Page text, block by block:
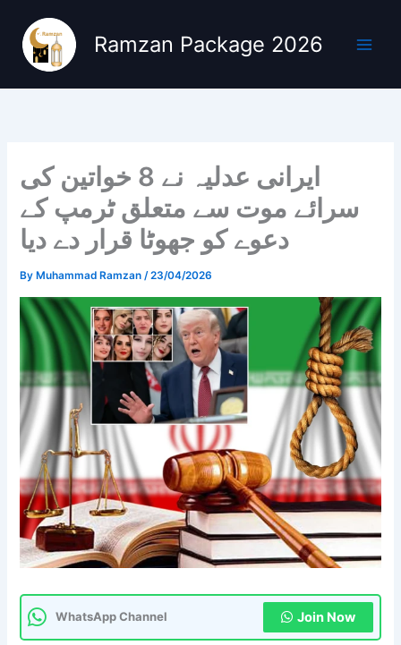
content
Ramzan Package 2026
ایرانی عدلیہ نے 8 خواتین کی
سرائے موت سے متعلق ٹرمپ کے
دعوے کو جھوٹا قرار دے دیا
By Muhammad Ramzan/23/04/2026
WhatsApp Channel Join Now